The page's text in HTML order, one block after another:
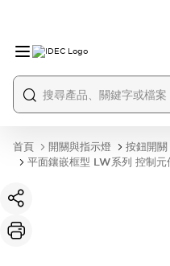
首頁 開關與指示燈 按鈕開關
平面鑲嵌框型 LW系列 控制元